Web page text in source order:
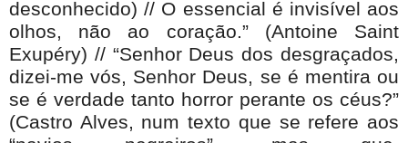
desconhecido) // O essencial é invisível aos
olhos, não ao coração.” (Antoine Saint
Exupéry) // “Senhor Deus dos desgraçados,
dizei-me vós, Senhor Deus, se é mentira ou
se é verdade tanto horror perante os céus?”
(Castro Alves, num texto que se refere aos